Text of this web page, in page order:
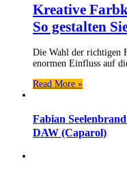
Kreative
So gestalten
Die Wahl der richtigen
enormen Einfluss auf
Read More »
Fabian
DAW (Caparol)